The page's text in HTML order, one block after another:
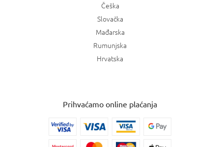
Češka
Slovačka
Mađarska
Rumunjska
Hrvatska
Prihvaćamo online plaćanja